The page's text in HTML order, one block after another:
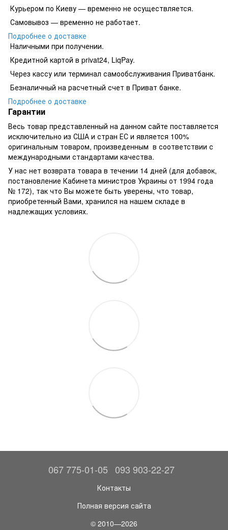
Курьером по Киеву — временно не осуществляется.
Самовывоз — временно не работает.
Подробнее о доставке
Наличными при получении.
Кредитной картой в privat24, LiqPay.
​​​​Через кассу или терминал самообслуживания Приватбанк.
​​​​Безналичный на расчетный счет в Приват банке.
Подробнее о доставке
Гарантии
Весь товар представленный на данном сайте поставляется
исключительно из США и стран ЕС и является 100%
оригинальным товаром, произведенным в соответствии с
международными стандартами качества.
У нас нет возврата товара в течении 14 дней (для добавок,
постановление Кабинета министров Украины от 1994 года
№ 172), так что Вы можете быть уверены, что товар,
приобретенный Вами, хранился на нашем складе в
надлежащих условиях.
067 775-01-05 093 903-22-27
Контакты
Полная версия сайта
© 2010—2026